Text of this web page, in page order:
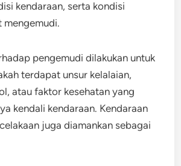
kendaraan, serta kondisi
mengemudi.
pengemudi dilakukan untuk
terdapat unsur kelalaian,
atau faktor kesehatan yang
kendali kendaraan. Kendaraan
juga diamankan sebagai